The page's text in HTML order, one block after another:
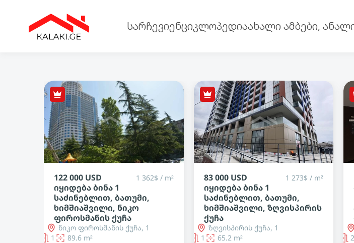
სარჩევიენციკლოპედიაახალი ამბები,
83 000 USD 1 273$ / m²
იყიდება ბინა 1
საძინებლით, ბათუმი,
ხიმშიაშვილი, ზღვისპირის
ქუჩა
ზღვისპირის ქუჩა, 1
1
65.2 m²
165 000 USD 1 813$ / m²
იყიდება ბინა 2
საძინებლით, ბათუმი,
აეროპორტი, გრიგოლ
ლორთქიფანიძის ქუჩა
გრიგოლ ლორთქიფანიძის ქუჩა, 1
2
91 m²
2